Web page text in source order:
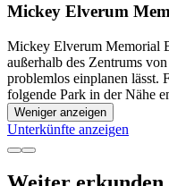
Mickey Elverum
Mickey Elverum Memorial
außerhalb des Zentrums
problemlos einplanen lässt.
folgende Park in der Nähe
Weniger anzeigen
Unterkünfte anzeigen